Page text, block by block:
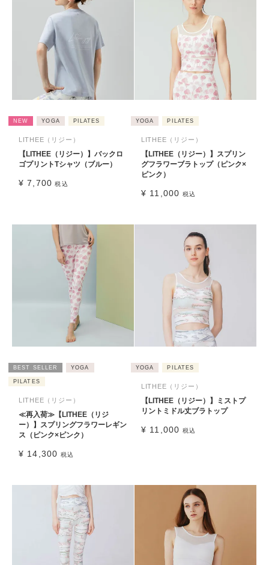
NEW YOGA PILATES
LITHEE（リジー）
【LITHEE（リジー）】バックロ
ゴプリントTシャツ（ブルー）
¥ 7,700 税込
YOGA PILATES
LITHEE（リジー）
【LITHEE（リジー）】スプリン
グフラワーブラトップ（ピンク×
ピンク）
¥ 11,000 税込
BEST SELLER YOGA
PILATES
LITHEE（リジー）
≪再入荷≫【LITHEE（リジ
ー）】スプリングフラワーレギン
ス（ピンク×ピンク）
¥ 14,300 税込
YOGA PILATES
LITHEE（リジー）
【LITHEE（リジー）】ミストプ
リントミドル丈ブラトップ
¥ 11,000 税込